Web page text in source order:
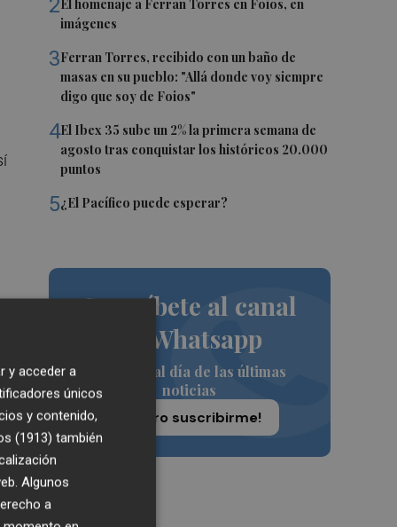
2El homenaje a Ferran Torres en Foios, en
imágenes
3Ferran Torres, recibido con un baño de
masas en su pueblo: "Allá donde voy siempre
digo que soy de Foios"
4El Ibex 35 sube un 2% la primera semana de
agosto tras conquistar los históricos 20.000
puntos
5¿El Pacífico puede esperar?
Suscríbete al canal
de Whatsapp
Siempre al día de las últimas
noticias
¡Quiero suscribirme!
y acceder a
únicos
y contenido,
(1913) también
Algunos
a